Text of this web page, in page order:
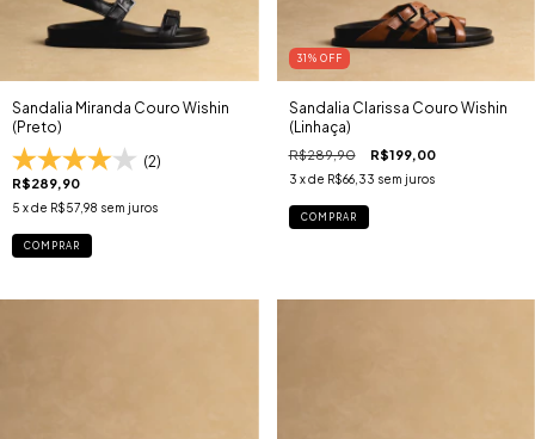
Sandalia Miranda Couro Wishin
(Preto)
(2)
R$289,90
5 x de R$57,98 sem juros
COMPRAR
31 % OFF
Sandalia Clarissa Couro Wishin
(Linhaça)
R$289,90 R$199,00
3 x de R$66,33 sem juros
COMPRAR